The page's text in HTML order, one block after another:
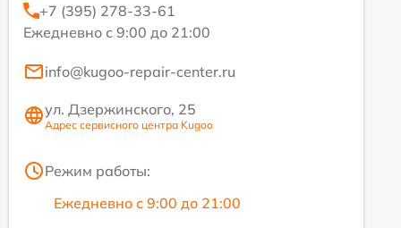
+7 (395) 278-33-61
Ежедневно с 9:00 до 21:00
info@kugoo-repair-center.ru
ул. Дзержинского, 25
Адрес сервисного центра Kugoo
Режим работы:
Ежедневно с 9:00 до 21:00